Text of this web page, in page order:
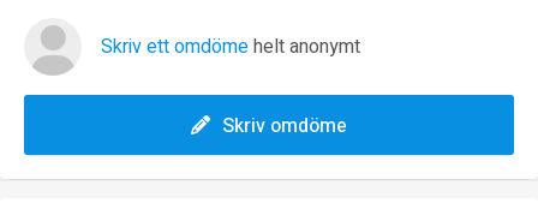
Skriv ett omdömehelt anonymt
Skriv omdöme